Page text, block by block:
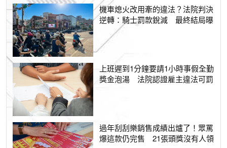
機車熄火改用牽的違法？法院判決
逆轉：騎士罰款銳減 最終結局曝
上班遲到1分鐘要請1小時事假全勤
獎金泡湯 法院認證雇主違法可罰
過年刮刮樂銷售成績出爐了！眾罵
爆這款仍完售 21張頭獎沒有人領